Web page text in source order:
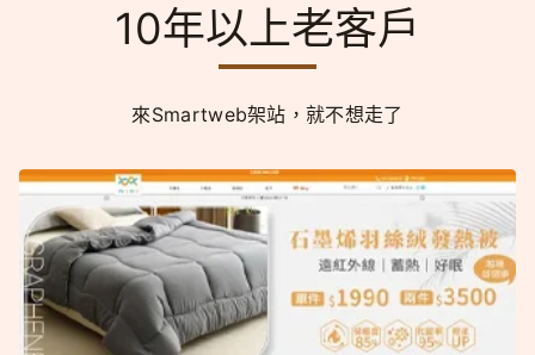
10年以上老客戶
來Smartweb架站，就不想走了